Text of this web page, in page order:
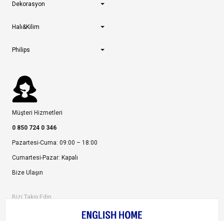
Dekorasyon
Halı&Kilim
Philips
Müşteri Hizmetleri
0 850 724 0 346
Pazartesi-Cuma: 09:00 – 18:00
Cumartesi-Pazar: Kapalı
Bize Ulaşın
Bizi Takip Edin